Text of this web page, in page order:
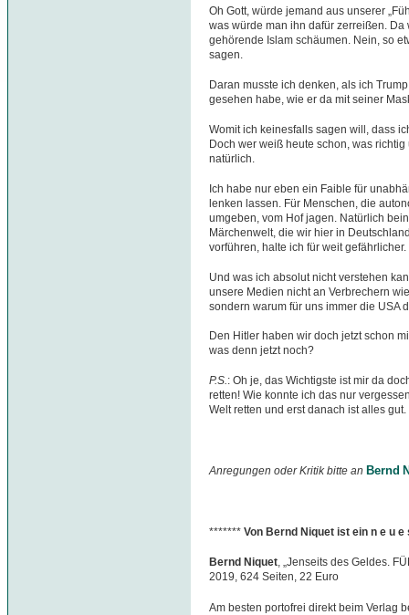
Oh Gott, würde jemand aus unserer
was würde man ihn dafür zerreißen.
gehörende Islam schäumen. Nein, so
sagen.
Daran musste ich denken, als ich
gesehen habe, wie er da mit seiner
Womit ich keinesfalls sagen will, dass
Doch wer weiß heute schon, was richtig
natürlich.
Ich habe nur eben ein Faible für
lenken lassen. Für Menschen, die
umgeben, vom Hof jagen. Natürlich
Märchenwelt, die wir hier in
vorführen, halte ich für weit gefährlicher.
Und was ich absolut nicht verstehen
unsere Medien nicht an Verbrechern
sondern warum für uns immer die USA
Den Hitler haben wir doch jetzt schon
was denn jetzt noch?
P.S.: Oh je, das Wichtigste ist mir da
retten! Wie konnte ich das nur
Welt retten und erst danach ist alles gut.
Anregungen oder Kritik bitte an Bernd
******* Von Bernd Niquet ist ein n e u
Bernd Niquet, „Jenseits des Geldes.
2019, 624 Seiten, 22 Euro
Am besten portofrei direkt beim Verlag